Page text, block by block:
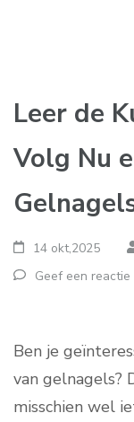
Leer de
Volg Nu
14 okt,2025
Geef een reactie
Ben je
van gelnagels?
misschien wel